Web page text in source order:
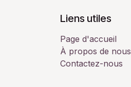
Liens utiles
Page d'accueil
À propos de nous
Contactez-nous